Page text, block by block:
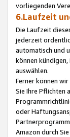
vorliegenden
6.Laufzeit
Die Laufzeit
jederzeit
automatisch und
können
auswählen.
Ferner können
Sie Ihre Pflichten
oder
Amazon durch